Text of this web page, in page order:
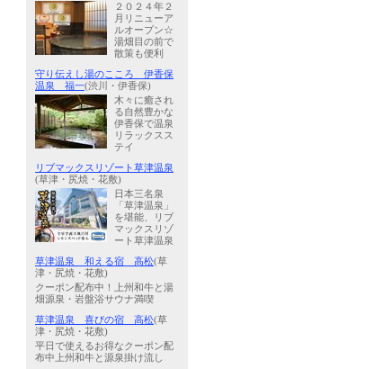
２０２４年２
月リニューア
ルオープン☆
湯畑目の前で
散策も便利
守り伝えし湯のこころ 伊香保
温泉 福一(渋川・伊香保)
木々に癒され
る自然豊かな
伊香保で温泉
リラックスス
テイ
リブマックスリゾート草津温泉
(草津・尻焼・花敷)
日本三名泉
「草津温泉」
を堪能、リブ
マックスリゾ
ート草津温泉
草津温泉 和える宿 高松(草
津・尻焼・花敷)
クーポン配布中！上州和牛と湯
畑源泉・岩盤浴サウナ満喫
草津温泉 喜びの宿 高松(草
津・尻焼・花敷)
平日で使えるお得なクーポン配
布中上州和牛と源泉掛け流し